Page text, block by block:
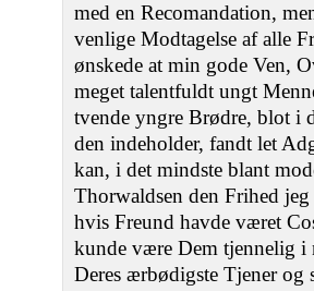
med en Recomandation,
venlige Modtagelse af alle
ønskede at min gode Ven,
meget talentfuldt ungt
tvende yngre Brødre, blot i
den indeholder, fandt let
kan, i det mindste blant
Thorwaldsen den Frihed
hvis Freund havde været
kunde være Dem tjennelig i
Deres ærbødigste Tjener og